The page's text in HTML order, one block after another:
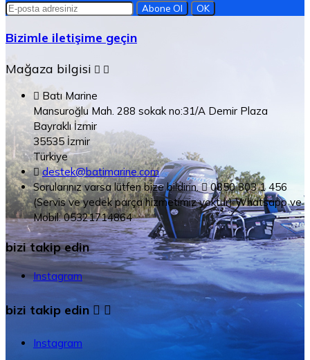
Bizimle iletişime geçin
Mağaza bilgisi  
 Batı Marine
Mansuroğlu Mah. 288 sokak no:31/A Demir Plaza
Bayraklı İzmir
35535 İzmir
Türkiye
 destek@batimarine.com
Sorularınız varsa lütfen bize bildirin.  0850 303 1 456
(Servis ve yedek parça hizmetimiz yoktur) Whatsapp ve
Mobil: 05321714864
bizi takip edin
Instagram
bizi takip edin  
Instagram